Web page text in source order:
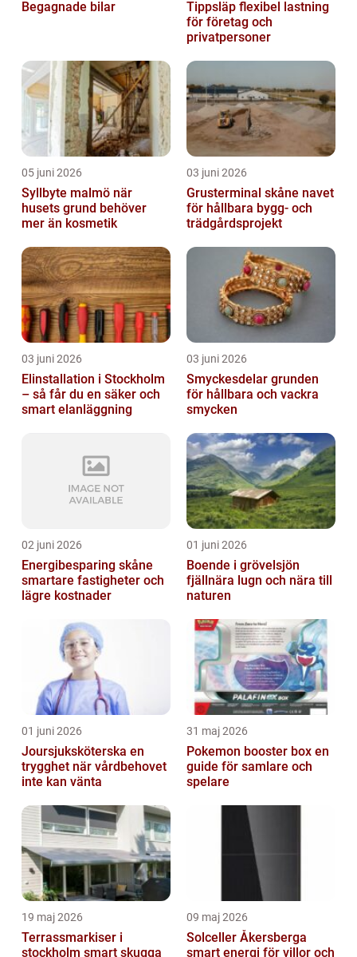
Begagnade bilar
Tippsläp flexibel lastning
för företag och
privatpersoner
05 juni 2026
Syllbyte malmö när
husets grund behöver
mer än kosmetik
03 juni 2026
Grusterminal skåne navet
för hållbara bygg- och
trädgårdsprojekt
03 juni 2026
Elinstallation i Stockholm
– så får du en säker och
smart elanläggning
03 juni 2026
Smyckesdelar grunden
för hållbara och vackra
smycken
02 juni 2026
Energibesparing skåne
smartare fastigheter och
lägre kostnader
01 juni 2026
Boende i grövelsjön
fjällnära lugn och nära till
naturen
01 juni 2026
Joursjuksköterska en
trygghet när vårdbehovet
inte kan vänta
31 maj 2026
Pokemon booster box en
guide för samlare och
spelare
19 maj 2026
Terrassmarkiser i
stockholm smart skugga
09 maj 2026
Solceller Åkersberga
smart energi för villor och